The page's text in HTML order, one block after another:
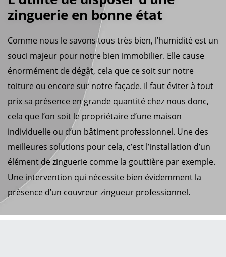
zinguerie en bonne état
Comme nous le savons tous très bien, l’humidité est un
souci majeur pour notre bien immobilier. Elle cause
énormément de dégât, cela que ce soit sur notre
toiture ou encore sur notre façade. Il faut éviter à tout
prix sa présence en grande quantité chez nous donc,
cela que l’on soit le propriétaire d’une maison
individuelle ou d’un bâtiment professionnel. Une des
meilleures solutions pour cela, c’est l’installation d’un
élément de zinguerie comme la gouttière par exemple.
Une intervention qui nécessite bien évidemment la
présence d’un couvreur zingueur professionnel.